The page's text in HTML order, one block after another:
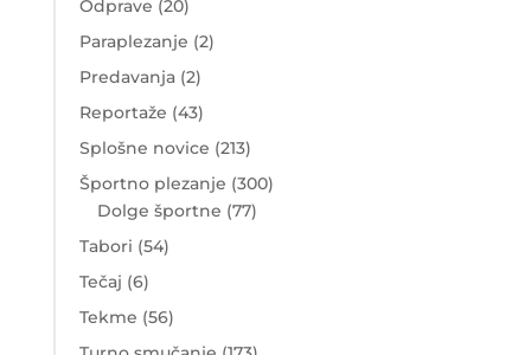
Odprave (20)
Paraplezanje (2)
Predavanja(2)
Reportaže (43)
Splošne novice (213)
Športno plezanje (300)
Dolge športne (77)
Tabori (54)
Tečaj (6)
Tekme (56)